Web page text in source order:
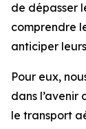
de dépasser
comprendre
anticiper
Pour eux,
dans l’avenir
le transport